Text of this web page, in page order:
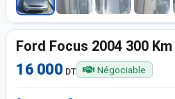
Ford Focus 2004 300 Km
16 000 DT Négociable